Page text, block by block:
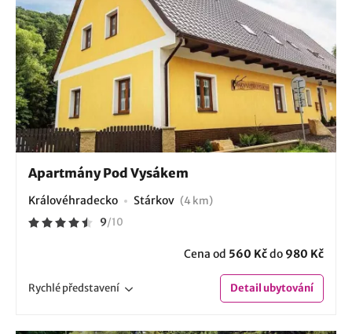
Apartmány Pod Vysákem
Královéhradecko Stárkov (4 km)
9/10
Cena od 560 Kčdo 980 Kč
Rychlépředstavení Detailubytování